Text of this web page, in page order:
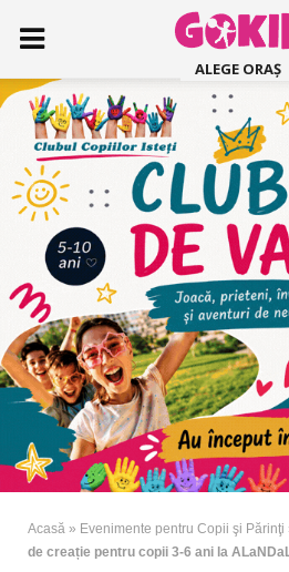
ALEGE ORAȘ
Acasă » Evenimente pentru Copii şi Părinţi
de creație pentru copii 3-6 ani la